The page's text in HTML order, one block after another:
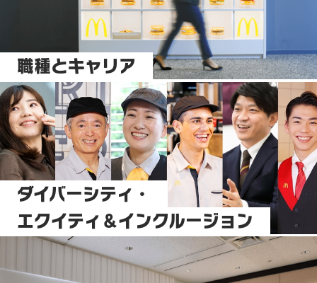
職種とキャリア
ダイバーシティ・
エクイティ＆インクルージョン